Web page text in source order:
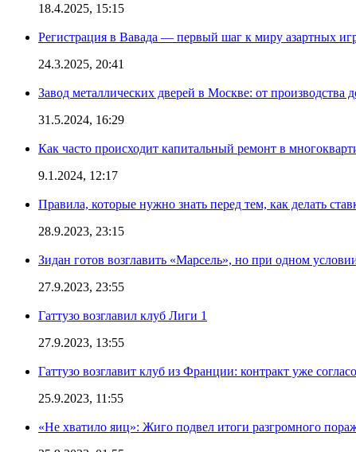
18.4.2025, 15:15
Регистрация в Вавада — первый шаг к миру азартных
24.3.2025, 20:41
Завод металлических дверей в Москве: от производства
31.5.2024, 16:29
Как часто происходит капитальный ремонт в
9.1.2024, 12:17
Правила, которые нужно знать перед тем, как делать
28.9.2023, 23:15
Зидан готов возглавить «Марсель», но при одном
27.9.2023, 23:55
Гаттузо возглавил клуб Лиги 1
27.9.2023, 13:55
Гаттузо возглавит клуб из Франции: контракт уже
25.9.2023, 11:55
«Не хватило яиц»: Жиго подвел итоги разгромного